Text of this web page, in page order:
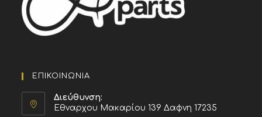
ΕΠΙΚΟΙΝΩΝΙΑ
Διεύθυνση:
Εθναρχου Μακαρίου 139 Δαφνη 17235